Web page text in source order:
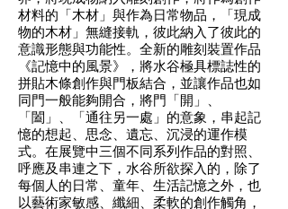
材料的「木材」與作為日常物品，「現成
物的木材」無縫接軌，彼此納入了彼此的
意識形態與功能性。全新的雕刻裝置作品
《記憶中的風景》，將水谷極具標誌性的
拼貼木條創作與門板結合，並讓作品也如
同門一般能夠開合，將門「開」、
「闔」、「通往另一處」的意象，串起記
憶的想起、思念、遺忘、沉浸的運作模
式。在展覽中三個不同系列作品的對照、
呼應及串連之下，水谷所欲探入的，除了
每個人的日常、童年、生活記憶之外，也
以藝術家敏感、纖細、柔軟的創作觸角，